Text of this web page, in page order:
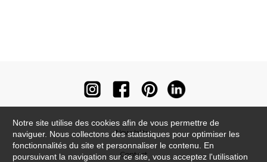
Newsletter
Contact
Notre site utilise des cookies afin de vous permettre de
naviguer. Nous collectons des statistiques pour optimiser les
fonctionnalités du site et personnaliser le contenu. En
poursuivant la navigation sur ce site, vous acceptez l'utilisation